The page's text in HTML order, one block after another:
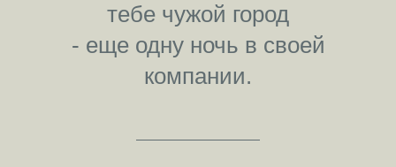
тебе чужой город
- еще одну ночь в своей
компании.